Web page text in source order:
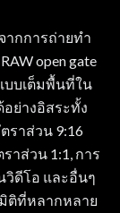
ากการถ่ายทำ
open gate
บบเต็มพื้นที่ใน
ย่างอิสระทั้ง
ราส่วน 9:16
าส่วน 1:1, การ
ดีโอ และอื่นๆ
มิติที่หลากหลาย